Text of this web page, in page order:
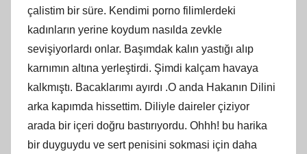
çalistim bir süre. Kendimi porno filimlerdeki
kadınların yerine koydum nasılda zevkle
sevişiyorlardı onlar. Başımdak kalın yastığı alıp
karnımın altına yerleştirdi. Şimdi kalçam havaya
kalkmıştı. Bacaklarımı ayırdı .O anda Hakanın Dilini
arka kapımda hissettim. Diliyle daireler çiziyor
arada bir içeri doğru bastırıyordu. Ohhh! bu harika
bir duyguydu ve sert penisini sokmasi için daha